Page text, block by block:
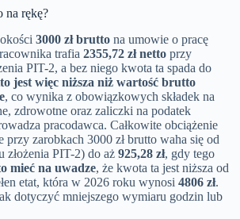
na rękę?
3000 zł brutto na umowie o pracę
trafia 2355,72 zł netto przy
PIT-2, a bez niego kwota ta spada do
jest więc niższa niż wartość brutto
, co wynika z obowiązkowych składek na
zdrowotne oraz zaliczki na podatek
pracodawca. Całkowite obciążenie
przy zarobkach 3000 zł brutto waha się od
PIT-2) do aż 925,28 zł, gdy tego
mieć na uwadze, że kwota ta jest niższa od
etat, która w 2026 roku wynosi 4806 zł.
dotyczyć mniejszego wymiaru godzin lub